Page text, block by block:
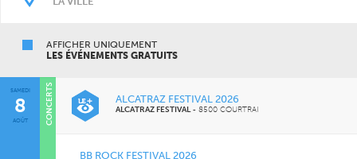
AFFICHER UNIQUEMENT
LES ÉVÉNEMENTS GRATUITS
SAMEDI
8
AOÛT
ALCATRAZ FESTIVAL 2026
ALCATRAZ FESTIVAL- 8500 COURTRAI
BB ROCK FESTIVAL 2026
CONCERTS